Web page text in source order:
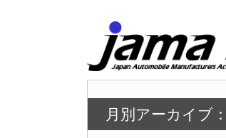
月別アーカイブ